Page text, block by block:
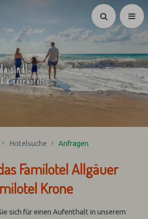
Suchen
sind!
Kinderhotels
Hotelsuche Anfragen
Familotel Allgäuer
Krone
sich für einen Aufenthalt in unserem